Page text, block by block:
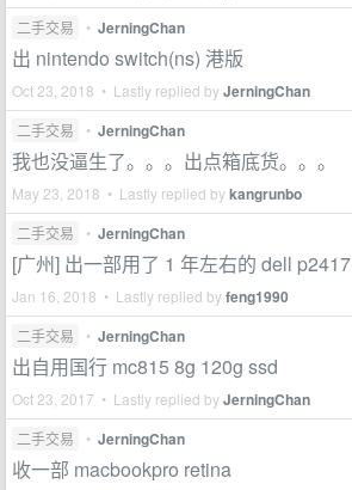
二手交易 • JerningChan
出 nintendo switch(ns) 港版
Oct 23, 2018 • Lastly replied byJerningChan
二手交易 • JerningChan
我也没逼生了。。。出点箱底货。。。
May 23, 2018 • Lastly replied bykangrunbo
二手交易 • JerningChan
[广州] 出一部用了 1 年左右的 dell p2417
Jan 16, 2018 • Lastly replied byfeng1990
二手交易 • JerningChan
出自用国行 mc815 8g 120g ssd
Oct 23, 2017 • Lastly replied byJerningChan
二手交易 • JerningChan
收一部 macbookpro retina